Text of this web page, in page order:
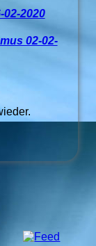
2020
02-02-